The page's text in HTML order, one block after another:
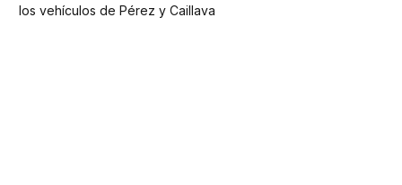
los vehículos de Pérez y Caillava